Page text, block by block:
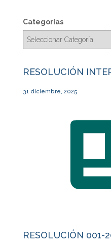
c
a
Categorías
RESOLUCIÓN
31 diciembre, 2025
RESOLUCIÓN 001-